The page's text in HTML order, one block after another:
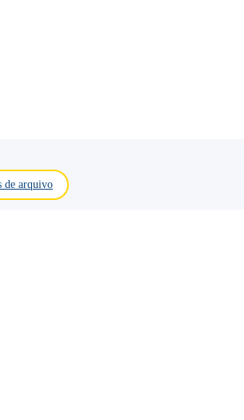
de arquivo